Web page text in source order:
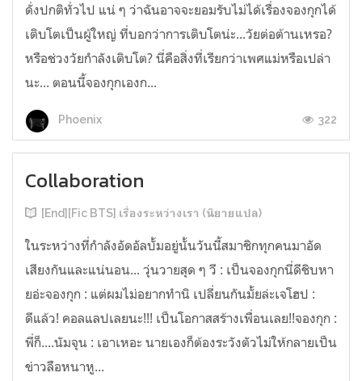
ดั่งปกติทั่วไป แน่ ๆ ว่าฉันอาจจะยอมรับไม่ได้เรื่องจองกุกได้
เติบโตเป็นผู้ใหญ่ ที่บอกว่าการเติบโตน่ะ...วัยต่อต้านเหรอ?
หรือช่วงวัยกำลังเติบโต? นี่คือสิ่งที่เรียกว่าเพศแม่หรือเปล่า
นะ... ตอนนี้จองกุกเองก...
Phoenix 322
Collaboration
[End][Fic BTS] เรื่องระหว่างเรา (นิยายแปล)
ในระหว่างที่กำลังอัดอัลบั้มอยู่นั้นวันนี้สมาชิกทุกคนมาอัด
เสียงกันและแน่นอน... วุ่นวายสุด ๆ วี : เป็นจองกุกนี่ดีชิบหา
ยอ่ะจองกุก : แต่ผมไม่อยากทำนิ เปลี่ยนกันมั้ยล่ะเจโฮป :
ดีแล้ว! คอลแลปเลยนะ!!! เป็นโอกาสสร้างเพื่อนเลย!!จองกุก :
พี่ก็....นัมจุน : เอาเหอะ นายเองก็ต้องระวังตัวไม่ให้กลายเป็น
ข่าวลือหนาหู...